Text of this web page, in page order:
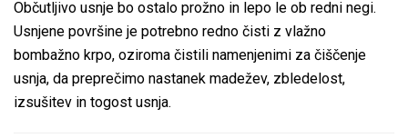
Občutljivo usnje bo ostalo prožno in lepo le ob redni negi.
Usnjene površine je potrebno redno čisti z vlažno
bombažno krpo, oziroma čistili namenjenimi za čiščenje
usnja, da preprečimo nastanek madežev, zbledelost,
izsušitev in togost usnja.